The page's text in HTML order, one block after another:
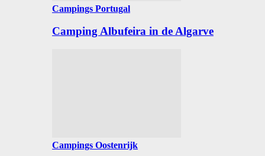
Campings Portugal
Camping Albufeira in de Algarve
Campings Oostenrijk